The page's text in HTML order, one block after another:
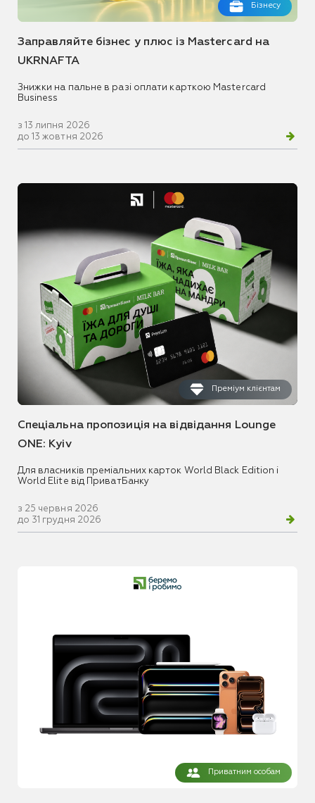
Бізнесу
Заправляйте бізнес у плюс із Mastercard на
UKRNAFTA
Знижки на пальне в разі оплати карткою Mastercard
Business
з 13 липня 2026
до 13 жовтня 2026
Преміум клієнтам
Спеціальна пропозиція на відвідання Lounge
ONE: Kyiv
Для власників преміальних карток World Black Edition і
World Elite від ПриватБанку
з 25 червня 2026
до 31 грудня 2026
Приватним особам